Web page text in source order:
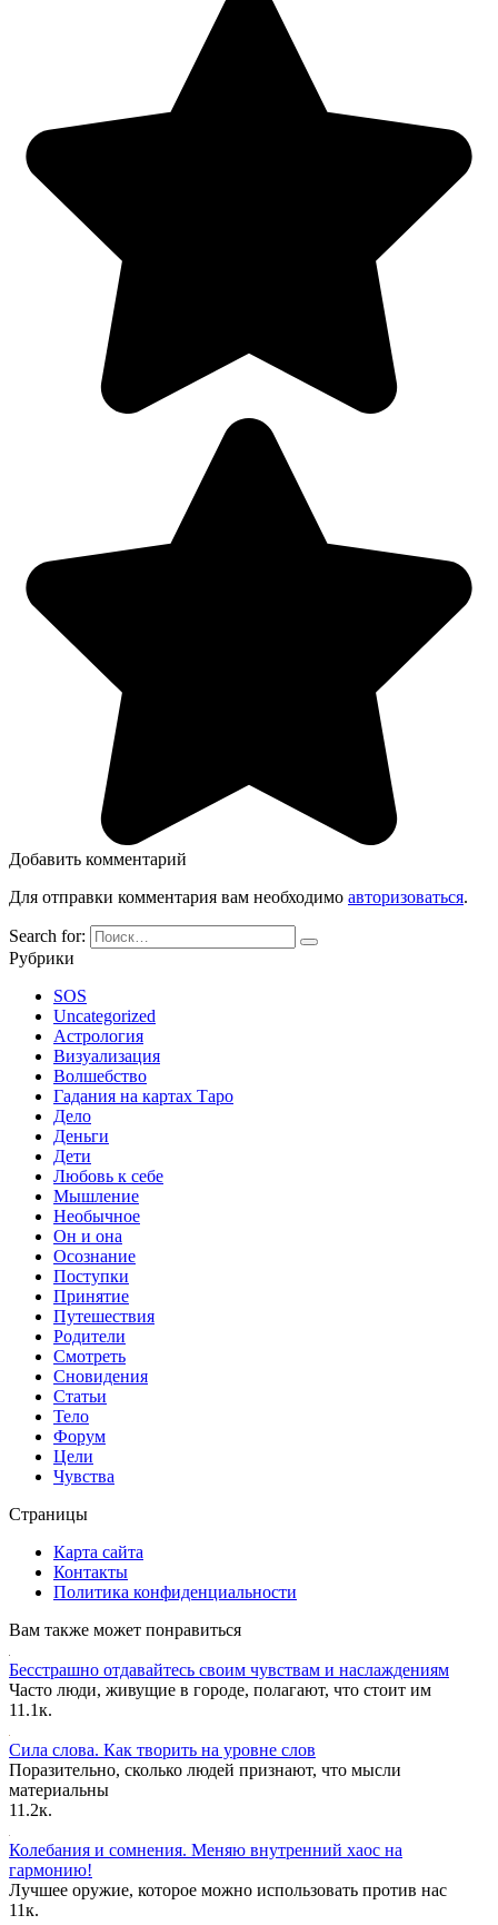
Добавить комментарий
Для отправки комментария вам необходимо авторизоваться.
Search for:
Рубрики
SOS
Uncategorized
Астрология
Визуализация
Волшебство
Гадания на картах Таро
Дело
Деньги
Дети
Любовь к себе
Мышление
Необычное
Он и она
Осознание
Поступки
Принятие
Путешествия
Родители
Смотреть
Сновидения
Статьи
Тело
Форум
Цели
Чувства
Страницы
Карта сайта
Контакты
Политика конфиденциальности
Вам также может понравиться
Бесстрашно отдавайтесь своим чувствам и наслаждениям
Часто люди, живущие в городе, полагают, что стоит им
11.1к.
Сила слова. Как творить на уровне слов
Поразительно, сколько людей признают, что мысли
материальны
11.2к.
Колебания и сомнения. Меняю внутренний хаос на
гармонию!
Лучшее оружие, которое можно использовать против нас
11к.